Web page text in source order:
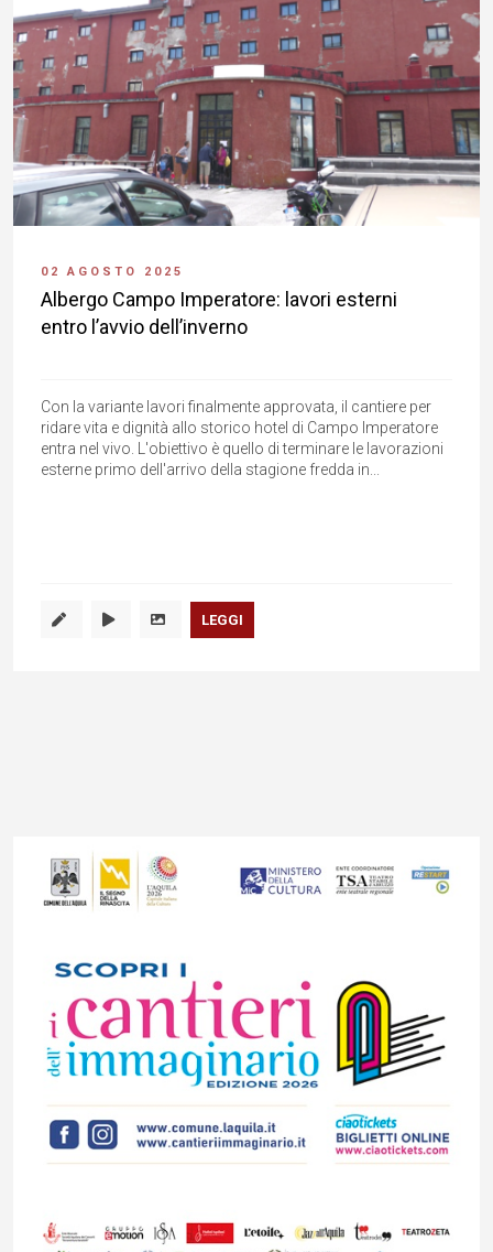
02 AGOSTO 2025
Albergo Campo Imperatore: lavori esterni
entro l’avvio dell’inverno
Con la variante lavori finalmente approvata, il cantiere per
ridare vita e dignità allo storico hotel di Campo Imperatore
entra nel vivo. L'obiettivo è quello di terminare le lavorazioni
esterne primo dell'arrivo della stagione fredda in...
LEGGI